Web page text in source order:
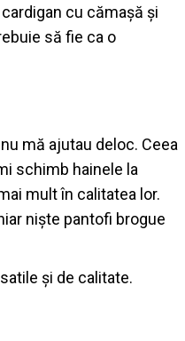
cu cămașă și
să fie ca o
mă ajutau deloc. Ceea
schimb hainele la
mult în calitatea lor.
niște pantofi brogue
și de calitate.